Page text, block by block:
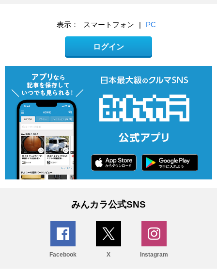
表示： スマートフォン | PC
ログイン
みんカラ公式SNS
Facebook X Instagram